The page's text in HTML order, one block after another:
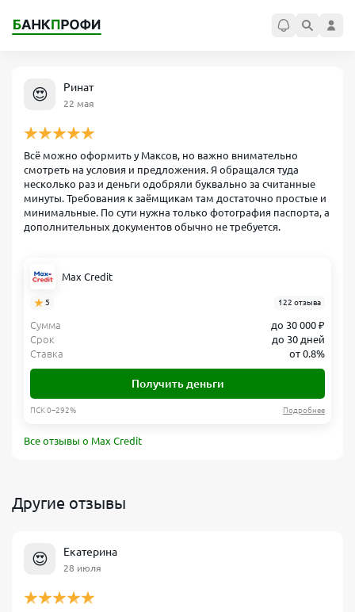
😍 Ринат
22 мая
Всё можно оформить у Максов, но важно внимательно
смотреть на условия и предложения. Я обращался туда
несколько раз и деньги одобряли буквально за считанные
минуты. Требования к заёмщикам там достаточно простые и
минимальные. По сути нужна только фотография паспорта, а
дополнительных документов обычно не требуется.
Max Credit
5 122 отзыва
Сумма
до 30 000 ₽
Срок
до 30 дней
Ставка
от 0.8%
Получить деньги
ПСК 0–292% Подробнее
Все отзывы о Max Credit
Другие отзывы
😍 Екатерина
28 июля